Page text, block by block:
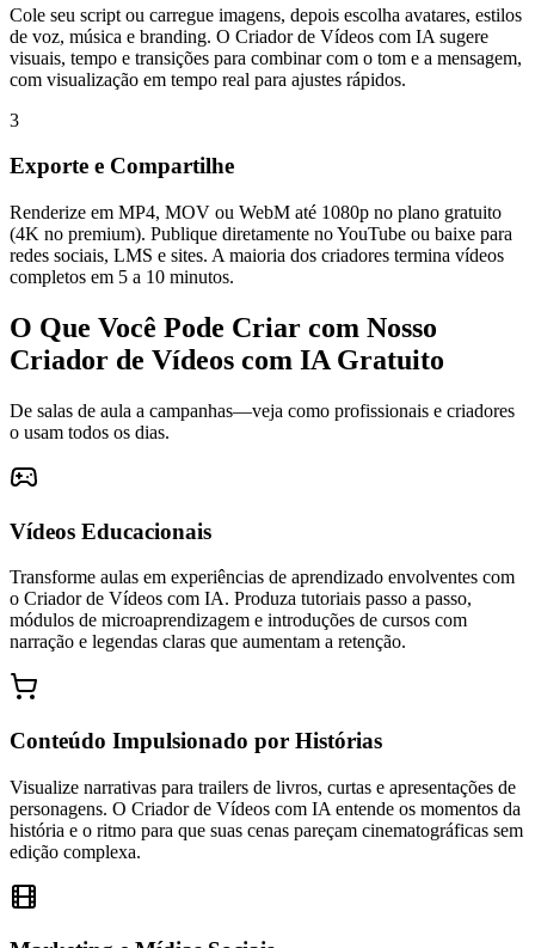
Cole seu script ou carregue imagens, depois escolha avatares, estilos
de voz, música e branding. O Criador de Vídeos com IA sugere
visuais, tempo e transições para combinar com o tom e a mensagem,
com visualização em tempo real para ajustes rápidos.
3
Exporte e Compartilhe
Renderize em MP4, MOV ou WebM até 1080p no plano gratuito
(4K no premium). Publique diretamente no YouTube ou baixe para
redes sociais, LMS e sites. A maioria dos criadores termina vídeos
completos em 5 a 10 minutos.
O Que Você Pode Criar com Nosso
Criador de Vídeos com IA Gratuito
De salas de aula a campanhas—veja como profissionais e criadores
o usam todos os dias.
Vídeos Educacionais
Transforme aulas em experiências de aprendizado envolventes com
o Criador de Vídeos com IA. Produza tutoriais passo a passo,
módulos de microaprendizagem e introduções de cursos com
narração e legendas claras que aumentam a retenção.
Conteúdo Impulsionado por Histórias
Visualize narrativas para trailers de livros, curtas e apresentações de
personagens. O Criador de Vídeos com IA entende os momentos da
história e o ritmo para que suas cenas pareçam cinematográficas sem
edição complexa.